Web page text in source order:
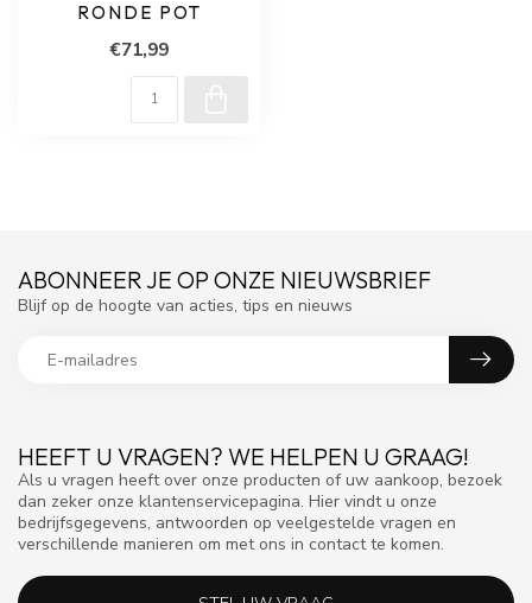
RONDE POT
€71,99
HEEFT U VRAGEN? WE HELPEN U GRAAG!
Als u vragen heeft over onze producten of uw aankoop, bezoek
dan zeker onze klantenservicepagina. Hier vindt u onze
bedrijfsgegevens, antwoorden op veelgestelde vragen en
verschillende manieren om met ons in contact te komen.
ABONNEER JE OP ONZE NIEUWSBRIEF
Blijf op de hoogte van acties, tips en nieuws